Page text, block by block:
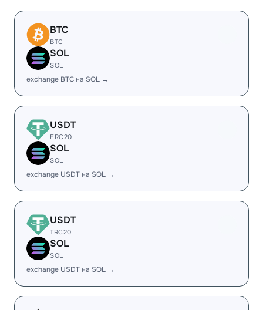
BTC
BTC
SOL
SOL
exchange BTC на SOL →
USDT
ERC20
SOL
SOL
exchange USDT на SOL →
USDT
TRC20
SOL
SOL
exchange USDT на SOL →